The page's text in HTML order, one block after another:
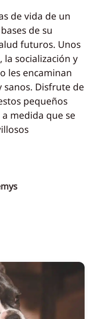
de vida de un
de su
futuros. Unos
la socialización y
les encaminan
sanos. Disfrute de
pequeños
medida que se